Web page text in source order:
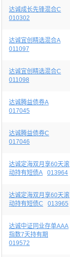
达诚成长先锋混合C
010302
达诚宜创精选混合A
011097
达诚宜创精选混合C
011098
达诚腾益债券A
017045
达诚腾益债券C
017046
达诚定海双月享60天滚
动持有短债A
013964
达诚定海双月享60天滚
动持有短债C
013965
达诚中证同业存单AAA
指数7天持有期
019572